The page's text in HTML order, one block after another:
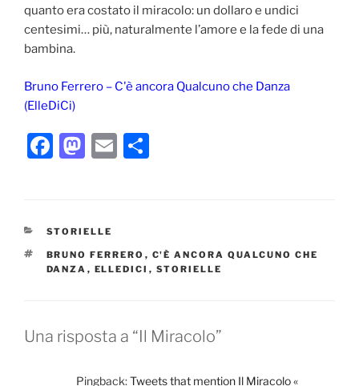
quanto era costato il miracolo: un dollaro e undici
centesimi… più, naturalmente l’amore e la fede di una
bambina.
Bruno Ferrero – C'è ancora Qualcuno che Danza
(ElleDiCi)
F
e
b
o
k
M
o
d
o
E
vi
di
CATEGORIE
STORIELLE
TAG
BRUNO FERRERO , C'È ANCORA QUALCUNO CHE
DANZA , ELLEDICI , STORIELLE
Una risposta a “Il Miracolo”
Pingback:Tweets that mention Il Miracolo «